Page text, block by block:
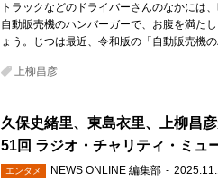
トラックなどのドライバーさんのなかには
自動販売機のハンバーガーで、お腹を満た
ょう。じつは最近、令和版の「自動販売機
上柳昌彦
久保史緒里、東島衣里、上柳昌
51回 ラジオ・チャリティ・ミュ
エンタメ NEWS ONLINE 編集部